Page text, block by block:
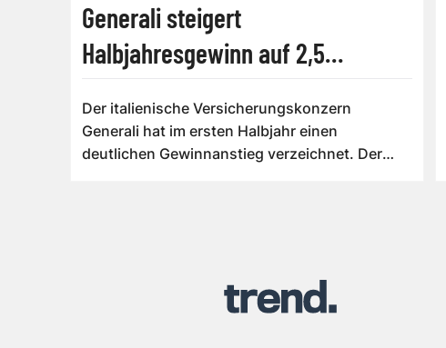
Generali steigert
Halbjahresgewinn auf 2,5
Der italienische Versicherungskonzern
Generali hat im ersten Halbjahr einen
deutlichen Gewinnanstieg verzeichnet. Der